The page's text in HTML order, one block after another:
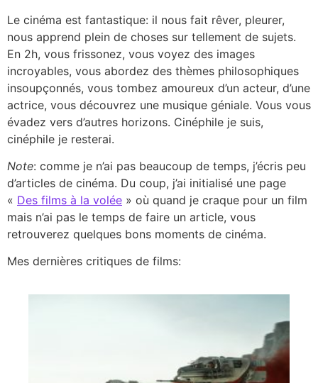
Le cinéma est fantastique: il nous fait rêver, pleurer,
nous apprend plein de choses sur tellement de sujets.
En 2h, vous frissonez, vous voyez des images
incroyables, vous abordez des thèmes philosophiques
insoupçonnés, vous tombez amoureux d’un acteur, d’une
actrice, vous découvrez une musique géniale. Vous vous
évadez vers d’autres horizons. Cinéphile je suis,
cinéphile je resterai.
Note: comme je n’ai pas beaucoup de temps, j’écris peu
d’articles de cinéma. Du coup, j’ai initialisé une page
« Des films à la volée » où quand je craque pour un film
mais n’ai pas le temps de faire un article, vous
retrouverez quelques bons moments de cinéma.
Mes dernières critiques de films: